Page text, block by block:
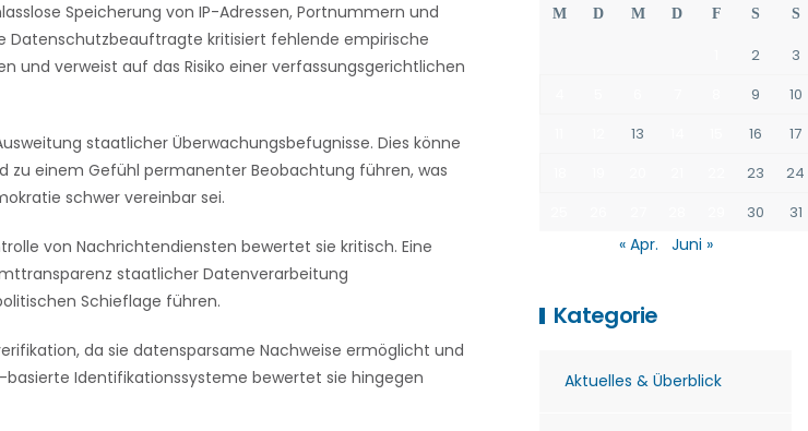
Speicherung von IP-Adressen, Portnummern und
Datenschutzbeauftragte kritisiert fehlende empirische
und verweist auf das Risiko einer verfassungsgerichtlichen
staatlicher Überwachungsbefugnisse. Dies könne
zu einem Gefühl permanenter Beobachtung führen, was
schwer vereinbar sei.
von Nachrichtendiensten bewertet sie kritisch. Eine
staatlicher Datenverarbeitung
Schieflage führen.
da sie datensparsame Nachweise ermöglicht und
Identifikationssysteme bewertet sie hingegen
M D M D F S S
2
3
9
10
13 16
17
23
24
30 31
« Apr. Juni »
Kategorie
Aktuelles & Überblick